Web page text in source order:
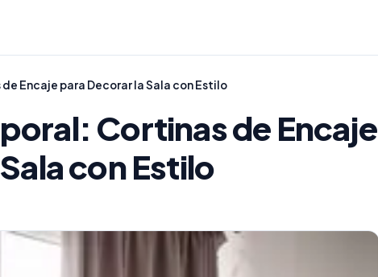
Encaje para Decorar la Sala con Estilo
Cortinas de Encaje
con Estilo